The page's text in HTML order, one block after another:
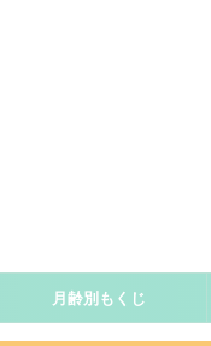
月齢別もくじ